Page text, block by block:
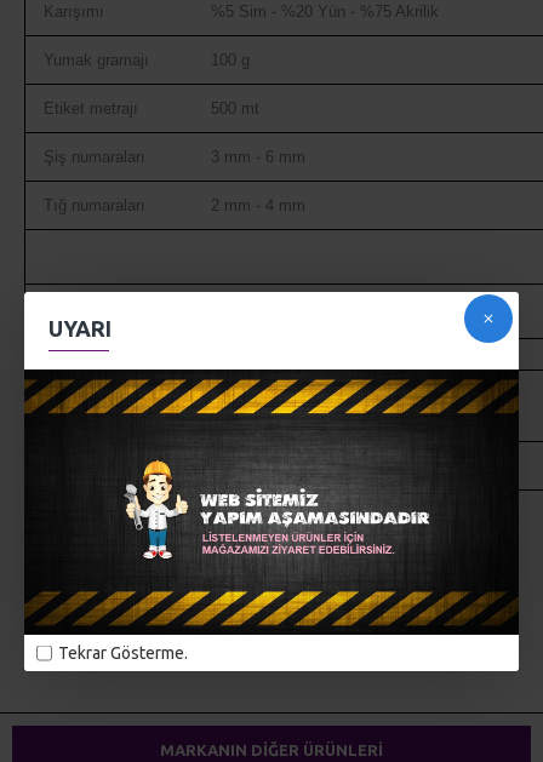
UYARI
Tekrar Gösterme.
Karışımı %5 Sim - %20 Yün - %75 Akrilik
Yumak gramajı 100 g
Etiket metrajı 500 mt
Şiş numaraları 3 mm - 6 mm
Tığ numaraları 2 mm - 4 mm
Alize Angora Gold Simli ile ördüğünüz ürünleri 30° yi geçirmeden
yıkayabilirsiniz. Sererek kurutmanız tavsiye edilir.
Ekranda görünen renk ile gerçek iplik rengi farklılık gösterebilir.
MÜŞTERI YORUMLARI
ETIKETLER: alize örgü iplikleri el örgüsü triko iplikler
dokuma ipliği
MARKANIN DIĞER ÜRÜNLERI